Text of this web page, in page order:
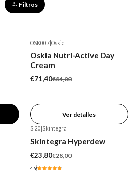
Filtros
Agotado
OSK007| Oskia
Oskia Nutri-Active Day
Cream
€71,40€84,00
Ver detalles
SI20 Skintegra
Skintegra Hyperdew
€23,80€28,00
4.9